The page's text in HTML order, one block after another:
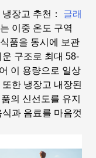
냉장고 추천 ： 글래
이중 온도 구역
품을 동시에 보관
구조로 최대 58-
이 용량으로 일상
한 냉장고 내장된
의 신선도를 유지
과 음료를 마음껏